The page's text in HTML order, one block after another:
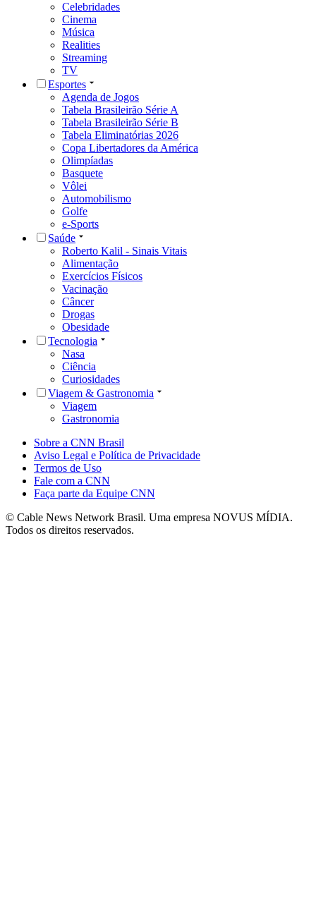
Celebridades
Cinema
Música
Realities
Streaming
TV
Esportes
Agenda de Jogos
Tabela Brasileirão Série A
Tabela Brasileirão Série B
Tabela Eliminatórias 2026
Copa Libertadores da América
Olimpíadas
Basquete
Vôlei
Automobilismo
Golfe
e-Sports
Saúde
Roberto Kalil - Sinais Vitais
Alimentação
Exercícios Físicos
Vacinação
Câncer
Drogas
Obesidade
Tecnologia
Nasa
Ciência
Curiosidades
Viagem & Gastronomia
Viagem
Gastronomia
Sobre a CNN Brasil
Aviso Legal e Política de Privacidade
Termos de Uso
Fale com a CNN
Faça parte da Equipe CNN
© Cable News Network Brasil. Uma empresa NOVUS MÍDIA.
Todos os direitos reservados.